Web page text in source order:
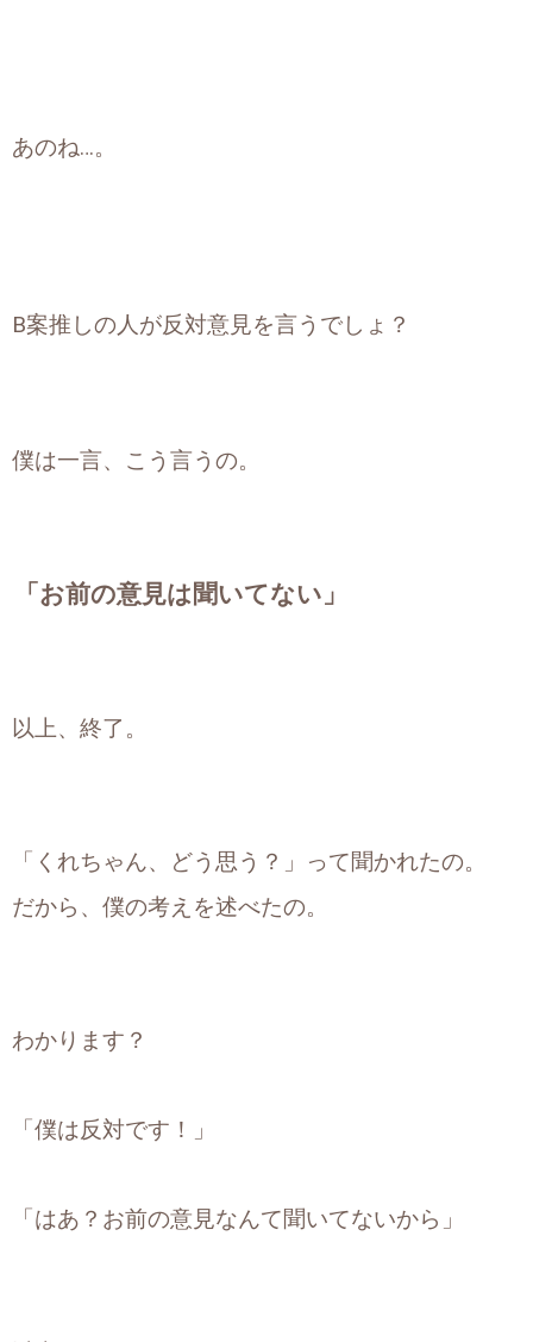
あのね…。
B案推しの人が反対意見を言うでしょ？
僕は一言、こう言うの。
「お前の意見は聞いてない」
以上、終了。
「くれちゃん、どう思う？」って聞かれたの。
だから、僕の考えを述べたの。
わかります？
「僕は反対です！」
「はあ？お前の意見なんて聞いてないから」